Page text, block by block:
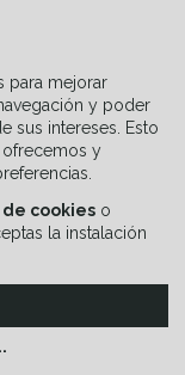
Senditur
de
para mejorar
y poder
sus intereses. Esto
y
cookies o
la instalación